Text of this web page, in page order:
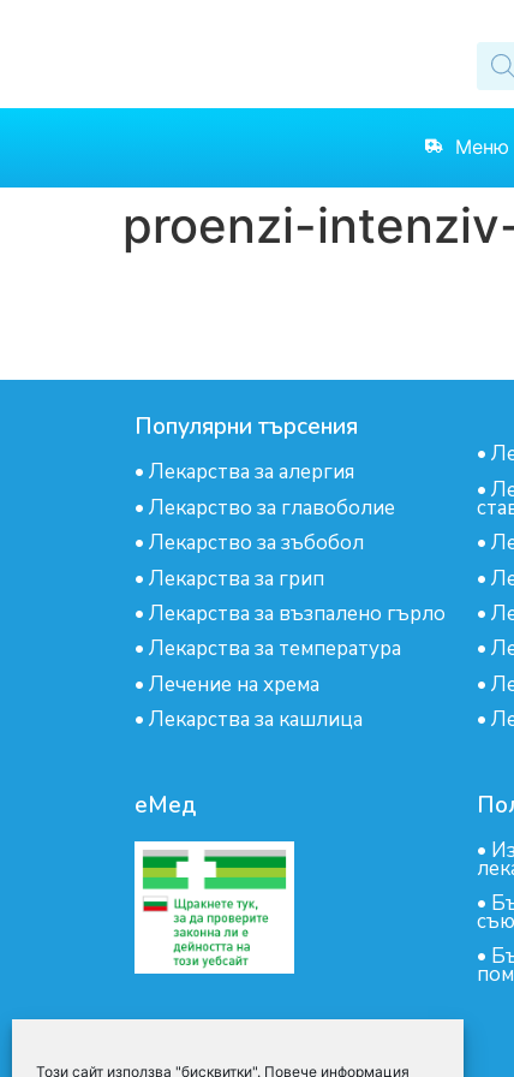
Този сайт използва "бисквитки". Повече информация
Меню
proenzi-
Популярни търсения
• Лекарства за алергия
• Лекарство за главоболие
• Лекарство за зъбобол
• Лекарства за грип
• Лекарства за възпалено гърло
• Лекарства за температура
• Лечение на хрема
• Лекарства за кашлица
•
•
•
•
•
•
•
•
еМед
•
•
•